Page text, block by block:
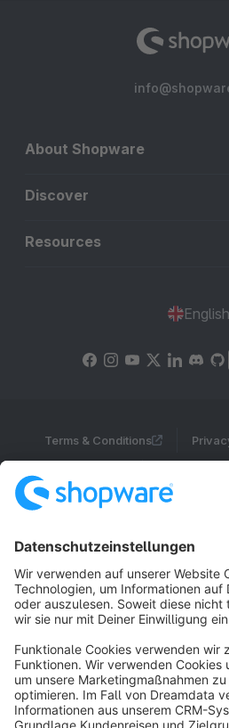
About Shopware
Discover
Resources
English
Terms & Conditions
Copyright © shopware AG -